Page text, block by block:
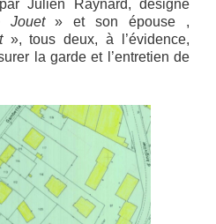
Julien Raynard, désigné
Jouet» et son épouse ,
», tous deux, à l’évidence,
la garde et l’entretien de